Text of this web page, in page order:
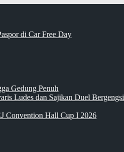
di Car Free Day
Gedung Penuh
Ludes dan Sajikan Duel Bergengsi
Convention Hall Cup I 2026